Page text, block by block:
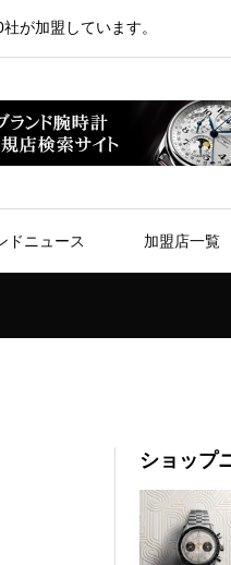
が加盟しています。
ドニュース 加盟店一覧
ショップ